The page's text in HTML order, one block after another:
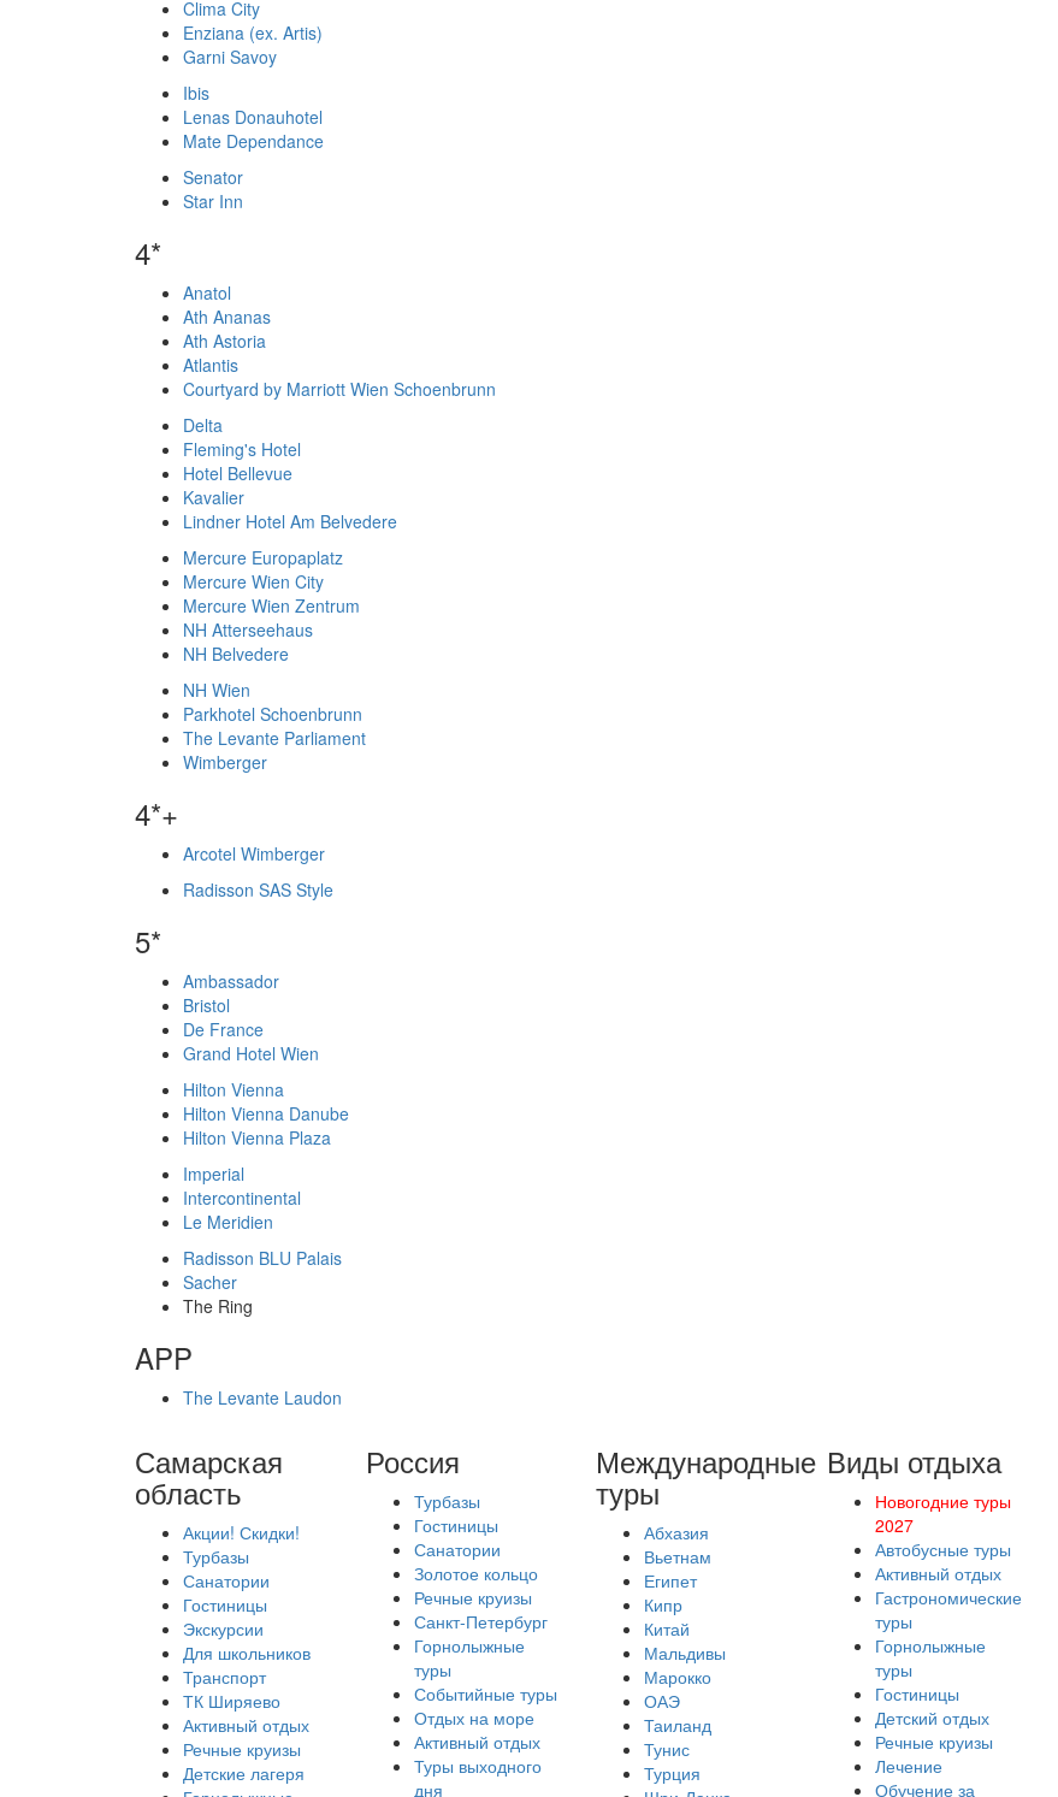
Clima City
Enziana (ex. Artis)
Garni Savoy
Ibis
Lenas Donauhotel
Mate Dependance
Senator
Star Inn
4*
Anatol
Ath Ananas
Ath Astoria
Atlantis
Courtyard by Marriott Wien Schoenbrunn
Delta
Fleming's Hotel
Hotel Bellevue
Kavalier
Lindner Hotel Am Belvedere
Mercure Europaplatz
Mercure Wien City
Mercure Wien Zentrum
NH Atterseehaus
NH Belvedere
NH Wien
Parkhotel Schoenbrunn
The Levante Parliament
Wimberger
4*+
Arcotel Wimberger
Radisson SAS Style
5*
Ambassador
Bristol
De France
Grand Hotel Wien
Hilton Vienna
Hilton Vienna Danube
Hilton Vienna Plaza
Imperial
Intercontinental
Le Meridien
Radisson BLU Palais
Sacher
The Ring
APP
The Levante Laudon
Самарская
область
Акции! Скидки!
Турбазы
Санатории
Гостиницы
Экскурсии
Для школьников
Транспорт
ТК Ширяево
Активный отдых
Речные круизы
Детские лагеря
Россия
Турбазы
Гостиницы
Санатории
Золотое кольцо
Речные круизы
Санкт-Петербург
Горнолыжные
туры
Событийные туры
Отдых на море
Активный отдых
Туры выходного
дня
Международные
туры
Абхазия
Вьетнам
Египет
Кипр
Китай
Мальдивы
Марокко
ОАЭ
Таиланд
Тунис
Турция
Виды отдыха
Новогодние туры
2027
Автобусные туры
Активный отдых
Гастрономические
туры
Горнолыжные
туры
Гостиницы
Детский отдых
Речные круизы
Лечение
Обучение за